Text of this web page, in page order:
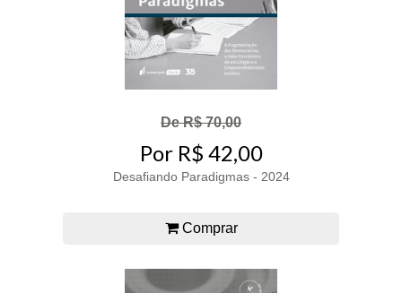
De R$ 70,00
Por R$ 42,00
Desafiando Paradigmas - 2024
Comprar